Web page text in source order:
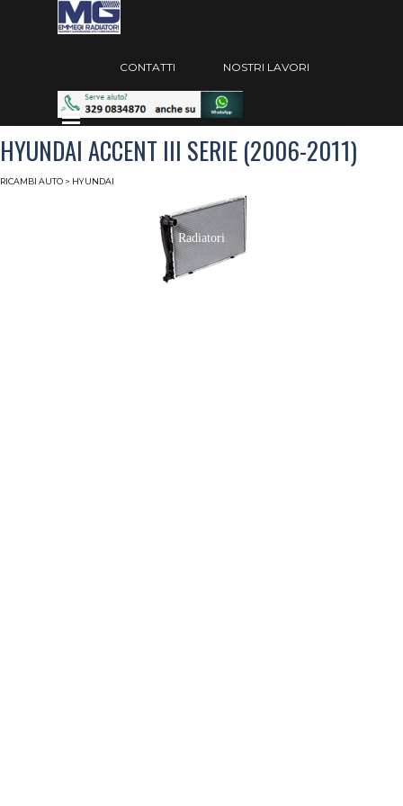
Vai ai contenuti
Salta menù
CONTATTI NOSTRI LAVORI
Salta menù
HYUNDAI ACCENT III SERIE (2006-2011)
RICAMBI AUTO > HYUNDAI
Radiatori